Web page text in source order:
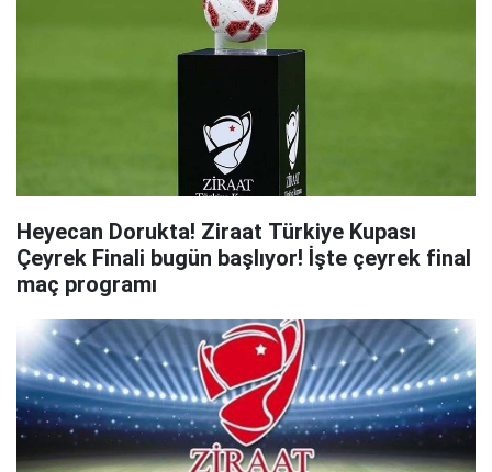
Heyecan Dorukta! Ziraat Türkiye Kupası
Çeyrek Finali bugün başlıyor! İşte çeyrek final
maç programı